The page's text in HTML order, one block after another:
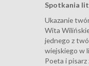
Spotkania
Ukazanie
Wita
jednego z
wiejskiego w
Poeta i